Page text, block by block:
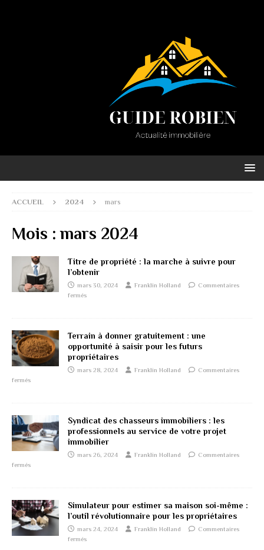
ACCUEIL 2024 mars
Mois :mars 2024
Titre de propriété : la marche à suivre pour
l’obtenir
mars 30, 2024 Franklin Holland
Commentaires
fermés
Terrain à donner gratuitement : une
opportunité à saisir pour les futurs
propriétaires
mars 28, 2024 Franklin Holland
Commentaires
fermés
Syndicat des chasseurs immobiliers : les
professionnels au service de votre projet
immobilier
mars 26, 2024 Franklin Holland
Commentaires
fermés
Simulateur pour estimer sa maison soi-même :
l’outil révolutionnaire pour les propriétaires
mars 24, 2024 Franklin Holland
Commentaires
fermés